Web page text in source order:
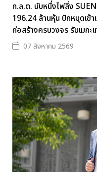
ก.ล.ต. นับหนึ่งไฟลิ่ง
196.24 ล้านหุ้น ปักหมุดเข้
ก่อสร้างครบวงจร รับเมกะ
07 สิงหาคม 2569